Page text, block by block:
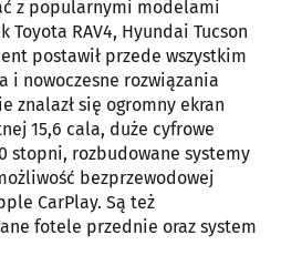
z popularnymi modelami
Toyota RAV4, Hyundai Tucson
postawił przede wszystkim
i nowoczesne rozwiązania
znalazł się ogromny ekran
15,6 cala, duże cyfrowe
stopni, rozbudowane systemy
bezprzewodowej
CarPlay. Są też
fotele przednie oraz system